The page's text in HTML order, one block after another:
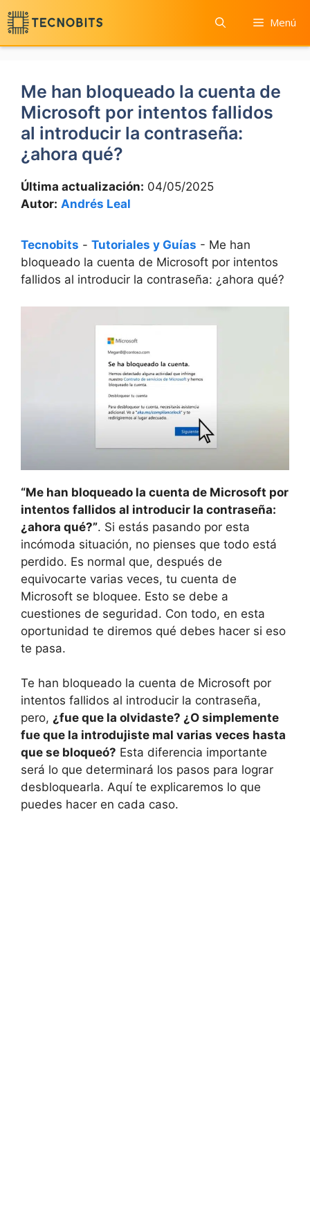
Saltar
al
contenido
Menú
Me han bloqueado la cuenta de
Microsoft por intentos fallidos
al introducir la contraseña:
¿ahora qué?
Última actualización: 04/05/2025
Autor: Andrés Leal
Tecnobits - Tutoriales y Guías - Me han
bloqueado la cuenta de Microsoft por intentos
fallidos al introducir la contraseña: ¿ahora qué?
“Me han bloqueado la cuenta de Microsoft por
intentos fallidos al introducir la contraseña:
¿ahora qué?”. Si estás pasando por esta
incómoda situación, no pienses que todo está
perdido. Es normal que, después de
equivocarte varias veces, tu cuenta de
Microsoft se bloquee. Esto se debe a
cuestiones de seguridad. Con todo, en esta
oportunidad te diremos qué debes hacer si eso
te pasa.
Te han bloqueado la cuenta de Microsoft por
intentos fallidos al introducir la contraseña,
pero, ¿fue que la olvidaste? ¿O simplemente
fue que la introdujiste mal varias veces hasta
que se bloqueó? Esta diferencia importante
será lo que determinará los pasos para lograr
desbloquearla. Aquí te explicaremos lo que
puedes hacer en cada caso.